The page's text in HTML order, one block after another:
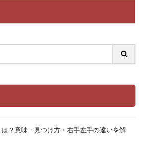
？意味・見つけ方・右手左手の違いを解